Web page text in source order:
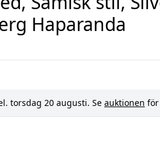
Haparanda
torsdag 20 augusti. Se auktionen